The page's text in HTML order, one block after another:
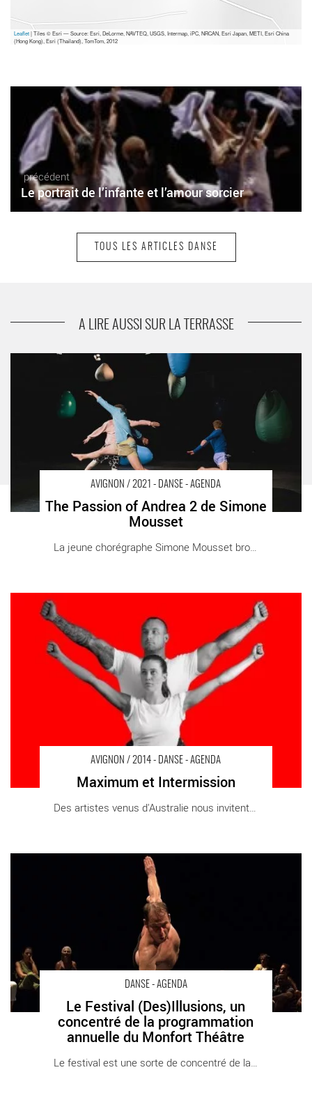
Leaflet| Tiles © Esri — Source: Esri, DeLorme, NAVTEQ, USGS, Intermap, iPC, NRCAN, Esri Japan, METI, Esri China
(Hong Kong), Esri (Thailand), TomTom, 2012
précédent
Le portrait de l’infante et l’amour sorcier
Les Bel’Hopsessions
TOUS LES ARTICLES DANSE
A LIRE AUSSI SUR LA TERRASSE
AVIGNON / 2021 - DANSE - AGENDA
The Passion of Andrea 2 de Simone
Mousset
La jeune chorégraphe Simone Mousset brouille [...]
The Passion of Andrea 2 de Simone Mousset - Critique sortie
Avignon / 2021 Avignon Avignon Off. CDCN Les Hivernales
AVIGNON / 2014 - DANSE - AGENDA
Maximum et Intermission
Des artistes venus d'Australie nous invitent [...]
Maximum et Intermission - Critique sortie Avignon / 2014
Avignon La Condition des Soies
DANSE - AGENDA
Le Festival (Des)Illusions, un
concentré de la programmation
annuelle du Monfort Théâtre
Le festival est une sorte de concentré de la [...]
Le Festival (Des)Illusions, un concentré de la programmation
annuelle du Monfort Théâtre - Critique sortie Danse Paris Le